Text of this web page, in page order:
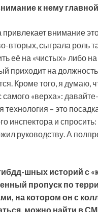
к нему
привлекает внимание
вторых, сыграла роль
её на «чистых» либо
приходит на
Кроме того, я
«верха»:
– это
инспектора и
руководству. А
шных историй с
пропуск по
на котором он с
можно найти в